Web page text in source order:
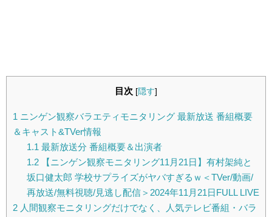
目次 [隠す]
1 ニンゲン観察バラエティモニタリング 最新放送 番組概要
＆キャスト&TVer情報
1.1 最新放送分 番組概要＆出演者
1.2【ニンゲン観察モニタリング11月21日】有村架純と
坂口健太郎 学校サプライズがヤバすぎるｗ＜TVer/動画/
再放送/無料視聴/見逃し配信＞2024年11月21日FULL LIVE
2 人間観察モニタリングだけでなく、人気テレビ番組・バラ